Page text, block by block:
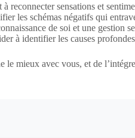
reconnecter sensations et
les schémas négatifs qui
de soi et une gestion
à identifier les causes
mieux avec vous, et de